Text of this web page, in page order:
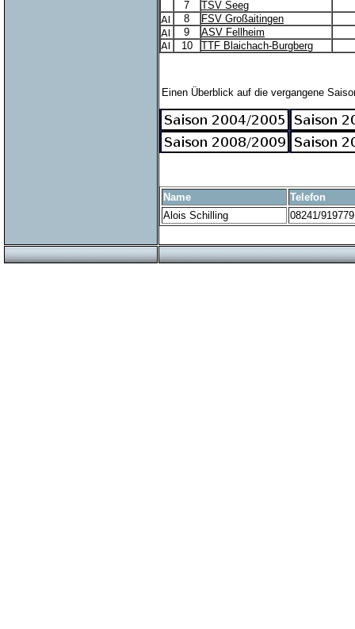
7
TSV Seeg
8
FSV Großaitingen
9
ASV Fellheim
10
TTF Blaichach-Burgberg
Einen Überblick auf die vergangene
Name
Telefon
Alois Schilling
08241/919779